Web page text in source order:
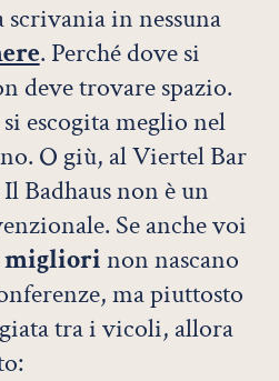
scrivania in nessuna
. Perché dove si
deve trovare spazio.
escogita meglio nel
O giù, al Viertel Bar
Badhaus non è un
Se anche voi
migliori non nascano
ma piuttosto
tra i vicoli, allora